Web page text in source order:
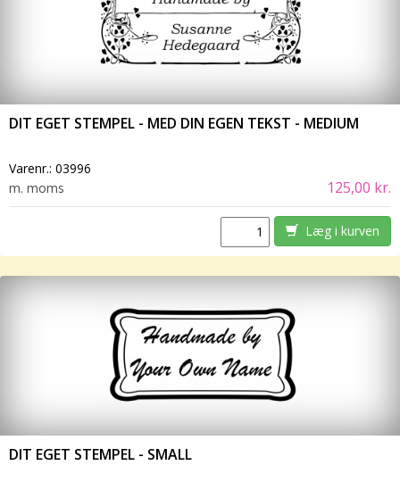
DIT EGET STEMPEL - MED DIN EGEN TEKST - MEDIUM
Varenr.: 03996
m. moms
125,00 kr.
Læg i kurven
DIT EGET STEMPEL - SMALL